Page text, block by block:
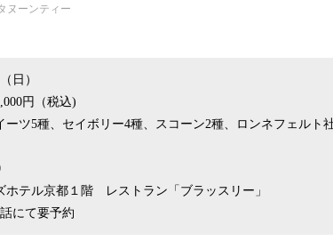
ヌーンティー
日）
円（税込)
ーツ5種、セイボリー4種、スコーン2種、ロンネフェルト
ホテル京都１階 レストラン「ブラッスリー」
にて要予約